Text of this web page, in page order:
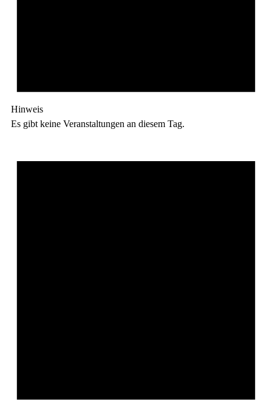
Hinweis
Es gibt keine Veranstaltungen an diesem Tag.